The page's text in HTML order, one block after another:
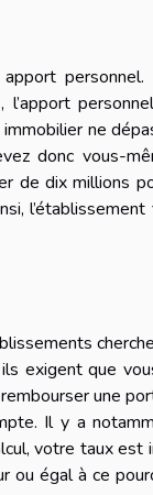
ne
donc vous-
de dix millions
exigent que
une
Il y a
votre taux
ou égal à ce